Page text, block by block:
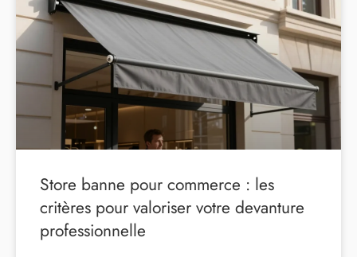
Store banne pour commerce : les
critères pour valoriser votre devanture
professionnelle